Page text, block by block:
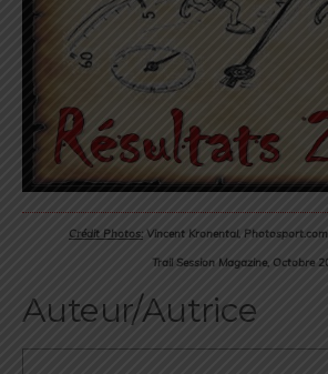
Crédit Photos: Vincent Kronental,
Trail Session Magazine, Octobre
Auteur/Autrice